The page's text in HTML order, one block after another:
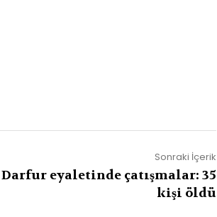
Sonraki İçerik
Darfur eyaletinde çatışmalar: 35
kişi öldü